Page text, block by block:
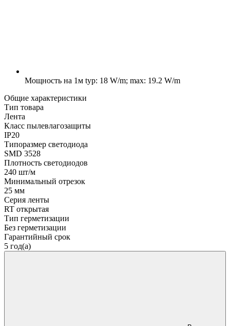
Мощность на 1м typ: 18 W/m; max: 19.2 W/m
Общие характеристики
Тип товара
Лента
Класс пылевлагозащиты
IP20
Типоразмер светодиода
SMD 3528
Плотность светодиодов
240 шт/м
Минимальный отрезок
25 мм
Серия ленты
RT открытая
Тип герметизации
Без герметизации
Гарантийный срок
5 год(а)